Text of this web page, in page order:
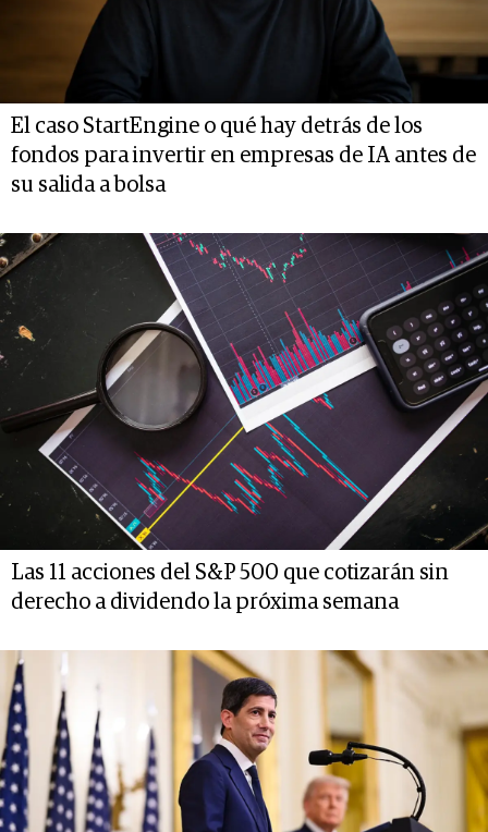
El caso StartEngine o qué hay detrás de los
fondos para invertir en empresas de IA antes de
su salida a bolsa
Las 11 acciones del S&P 500 que cotizarán sin
derecho a dividendo la próxima semana